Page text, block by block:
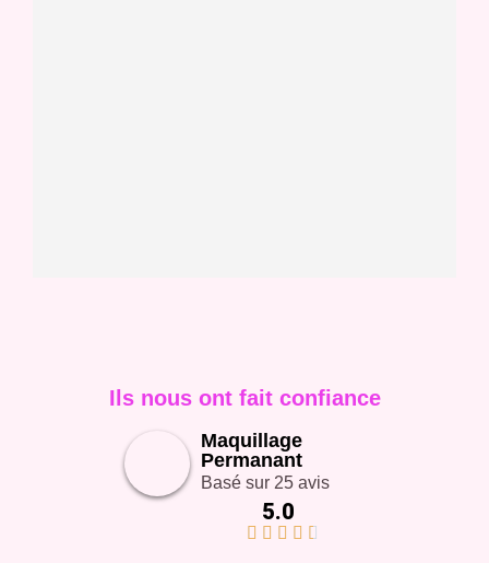
Ils nous ont fait confiance
Maquillage
Permanant
Basé sur 25 avis
5.0
    